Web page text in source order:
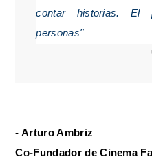
contar historias. El
personas"
- Arturo Ambriz
Co-Fundador de Cinema